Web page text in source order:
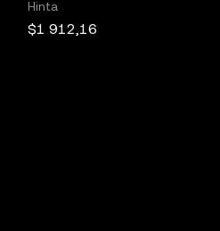
Hinta
$1 912,16